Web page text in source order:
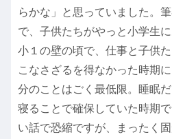
らかな」と思っていました。
で、子供たちがやっと小学生
小１の壁の頃で、仕事と子供
こなさざるを得なかった時期
分のことはごく最低限。睡眠
寝ることで確保していた時期
い話で恐縮ですが、まったく